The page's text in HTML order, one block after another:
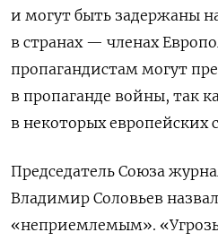
и могут быть задержаны
в странах — членах
пропагандистам могут
в пропаганде войны, так
в некоторых европейских
Председатель Союза
Владимир Соловьев
«неприемлемым».